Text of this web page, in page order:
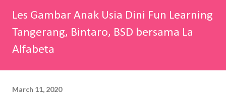
Les Gambar Anak Usia Dini Fun Learning
Tangerang, Bintaro, BSD bersama La
Alfabeta
March 11, 2020